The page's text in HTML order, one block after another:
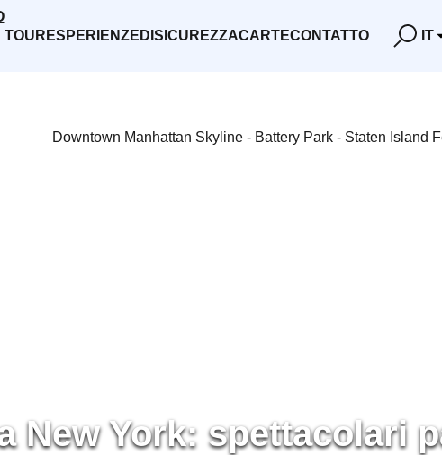
TOUR ESPERIENZE DI SICUREZZACARTECONTATTO IT
New York: spettacolari